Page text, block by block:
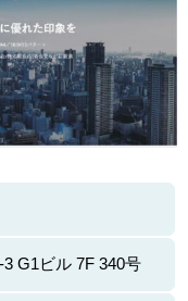
G1ビル 7F 340号